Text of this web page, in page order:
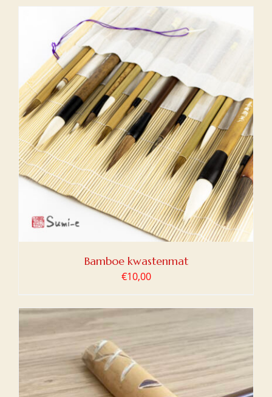
Bamboe kwastenmat
€10,00